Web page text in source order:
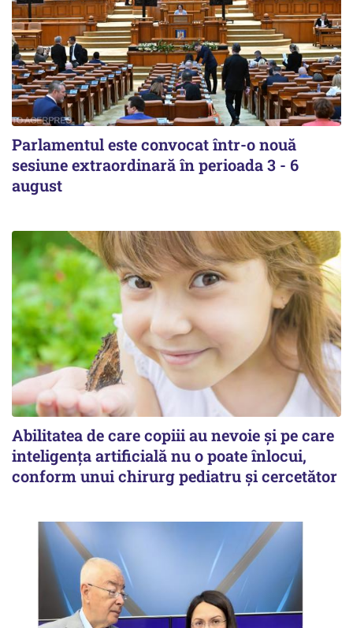
Parlamentul este convocat într-o nouă
sesiune extraordinară în perioada 3 - 6
august
Abilitatea de care copiii au nevoie și pe care
inteligența artificială nu o poate înlocui,
conform unui chirurg pediatru și cercetător